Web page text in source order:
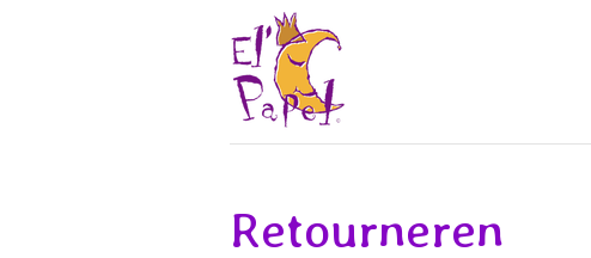
Retourneren